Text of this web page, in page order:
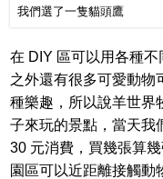
我們選了一隻貓頭鷹
在 DIY 區可以用各種
之外還有很多可愛動物
種樂趣，所以說羊世界
子來玩的景點，當天我
30 元消費，買幾張算
園區可以近距離接觸動